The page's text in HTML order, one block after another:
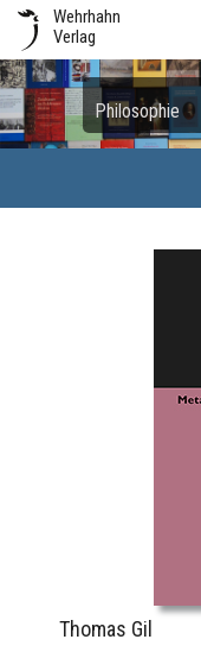
Wehrhahn
Verlag
Philosophie
Thomas Gil